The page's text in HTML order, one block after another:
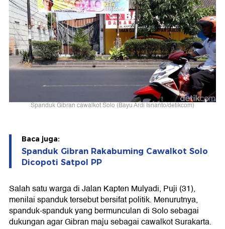
Spanduk Gibran cawalkot Solo (Bayu Ardi Isnanto/detikcom)
Baca juga:
Spanduk Gibran Rakabuming Cawalkot Solo
Dicopoti Satpol PP
Salah satu warga di Jalan Kapten Mulyadi, Puji (31),
menilai spanduk tersebut bersifat politik. Menurutnya,
spanduk-spanduk yang bermunculan di Solo sebagai
dukungan agar Gibran maju sebagai cawalkot Surakarta.